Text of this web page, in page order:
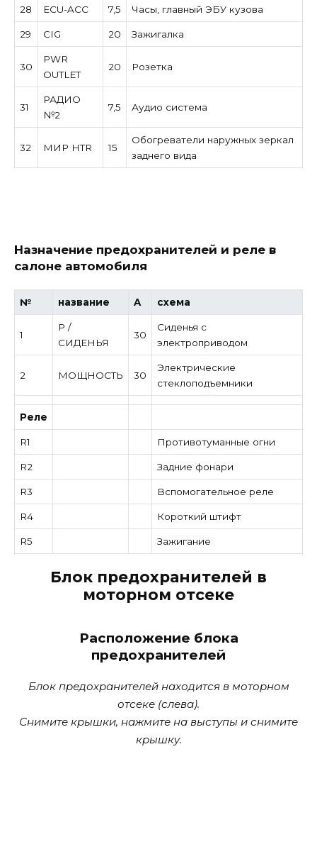
28 ECU-ACC 7,5 Часы, главный ЭБУ кузова
29 CIG 20 Зажигалка
30
PWR
OUTLET
20 Розетка
31
РАДИО
№2
7,5 Аудио система
32 МИР HTR 15
Обогреватели наружных зеркал
заднего вида
Назначение предохранителей и реле в
салоне автомобиля
№ название A схема
1
P /
СИДЕНЬЯ
30
Сиденья с
электроприводом
2 МОЩНОСТЬ 30
Электрические
стеклоподъемники
Реле
R1 Противотуманные огни
R2 Задние фонари
R3 Вспомогательное реле
R4 Короткий штифт
R5 Зажигание
Блок предохранителей в
моторном отсеке
Расположение блока
предохранителей
Блок предохранителей находится в моторном
отсеке (слева).
Снимите крышки, нажмите на выступы и снимите
крышку.